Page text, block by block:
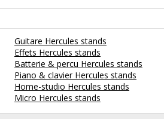
Guitare Hercules stands
Effets Hercules stands
Batterie & percu Hercules stands
Piano & clavier Hercules stands
Home-studio Hercules stands
Micro Hercules stands